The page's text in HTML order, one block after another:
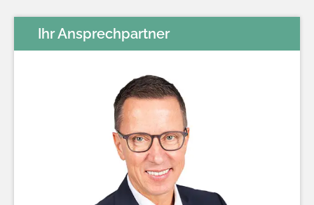
Ihr Ansprechpartner